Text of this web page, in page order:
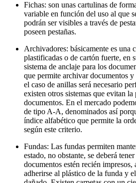
Fichas: son unas cartulinas de
variable en función del uso al que
podrán ser visibles a través de
poseen pestañas.
Archivadores: básicamente es una
plastificadas o de cartón fuerte, en
sistema de anclaje para los
que permite archivar documentos y
el caso de anillas será necesario
existen otros sistemas que evitan
documentos. En el mercado
de tipo A-A, denominados así
índice alfabético que permite la
según este criterio.
Fundas: Las fundas permiten
estado, no obstante, se deberá
documentos estén recién
adherirse al plástico de la funda y